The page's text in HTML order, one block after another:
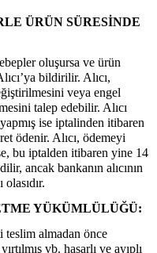
ÜRÜN SÜRESİNDE
oluşursa ve ürün
bildirilir. Alıcı,
veya engel
talep edebilir. Alıcı
ise iptalinden itibaren
ödenir. Alıcı, ödemeyi
bu iptalden itibaren yine 14
ancak bankanın alıcının
YÜKÜMLÜLÜĞÜ:
teslim almadan önce
vb. hasarlı ve ayıplı